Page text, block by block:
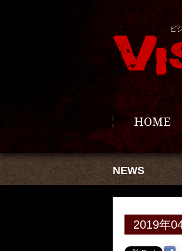
ビ
HOME
NEWS
2019年